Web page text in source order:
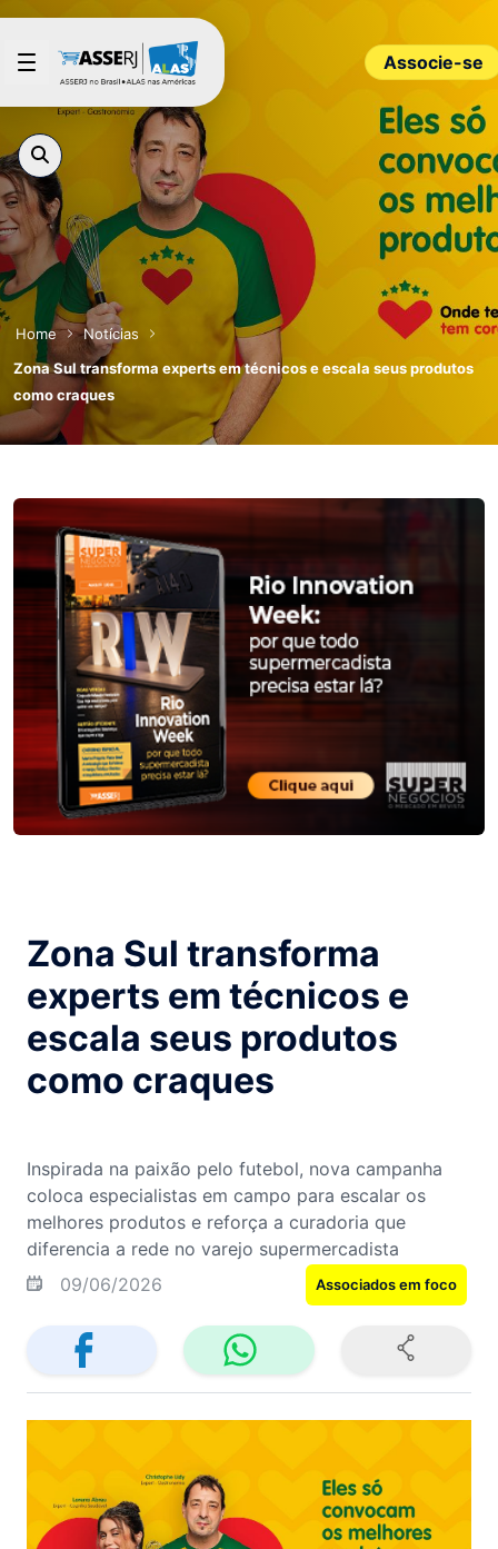
Pular para o Conteúdo principal
Associe-se
Home
Notícias
Zona Sul transforma experts em técnicos e escala seus produtos
como craques
Zona Sul transforma
experts em técnicos e
escala seus produtos
como craques
Inspirada na paixão pelo futebol, nova campanha
coloca especialistas em campo para escalar os
melhores produtos e reforça a curadoria que
diferencia a rede no varejo supermercadista
09/06/2026
Associados em foco